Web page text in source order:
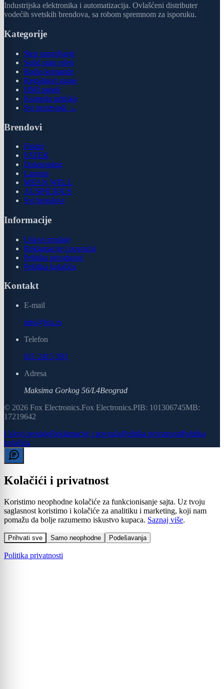
Industrijska elektronika i automatizacija. Ovlašćeni distributer
vodećih svetskih brendova, sa robom spremnom za isporuku.
Kategorije
Step upravljanje
Solid state releji
Radio komande
Regulatori snage
HMI paneli
Kontrola pritiska
Svi proizvodi →
Brendovi
Finder
FATEK
Datasensing
Laumas
MEAN WELL
AUSPICIOUS
Svi brendovi
Informacije
Uslovi prodaje
Reklamacije i povraćaj
Politika privatnosti
Politika kolačića
Kontakt
E-mail
info@fox.rs
Telefon
011 2415 393
Adresa
Maksima Gorkog 56/L4Beograd
© 2026 Fox Electronics.Fox Electronics.PIB: 101306745MB:
17219642
Uslovi prodajeReklamacije i povraćajPolitika privatnostiPolitika
kolačića
Kolačići i privatnost
Koristimo neophodne kolačiće za funkcionisanje sajta. Uz tvoju
saglasnost koristimo i kolačiće za analitiku i marketing, koji nam
pomažu da bolje razumemo iskustvo kupaca. Saznaj više.
Prihvati sve Samo neophodne Podešavanja
Politika privatnosti